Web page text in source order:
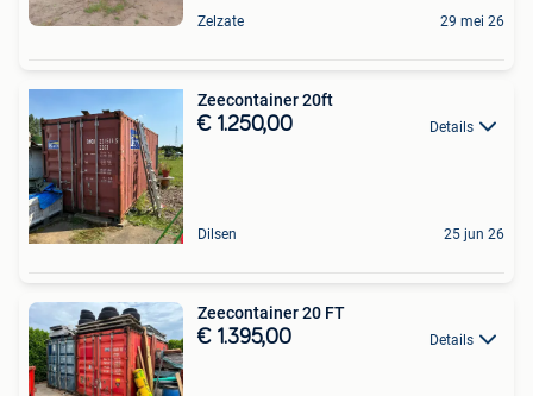
Zelzate 29 mei 26
Zeecontainer 20ft
€ 1.250,00 Details
Dilsen 25 jun 26
Zeecontainer 20 FT
€ 1.395,00 Details